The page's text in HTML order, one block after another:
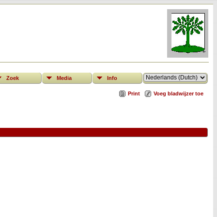
Zoek Media Info
Print Voeg bladwijzer toe